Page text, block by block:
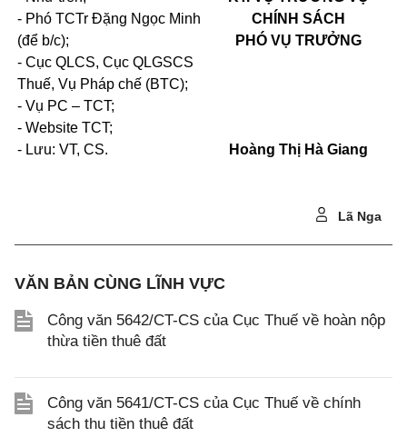
- Phó TCTr Đặng Ngọc Minh
(để b/c);
- Cục QLCS, Cục QLGSCS
Thuế, Vụ Pháp chế (BTC);
- Vụ PC – TCT;
- Website TCT;
- Lưu: VT, CS.
CHÍNH SÁCH
PHÓ VỤ TRƯỞNG
Hoàng Thị Hà Giang
Lã Nga
VĂN BẢN CÙNG LĨNH VỰC
Công văn 5642/CT-CS của Cục Thuế về hoàn nộp
thừa tiền thuê đất
Công văn 5641/CT-CS của Cục Thuế về chính
sách thu tiền thuê đất